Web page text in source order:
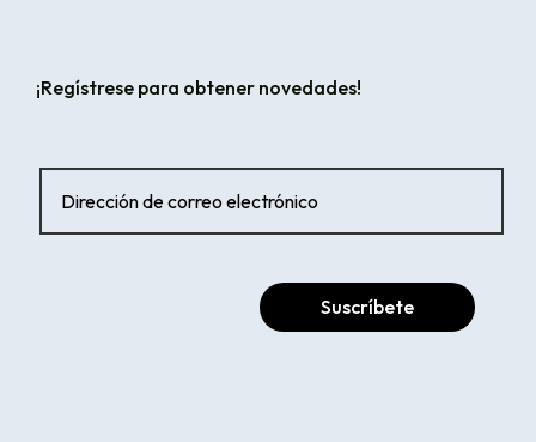
¡Regístrese para obtener novedades!
Suscríbete